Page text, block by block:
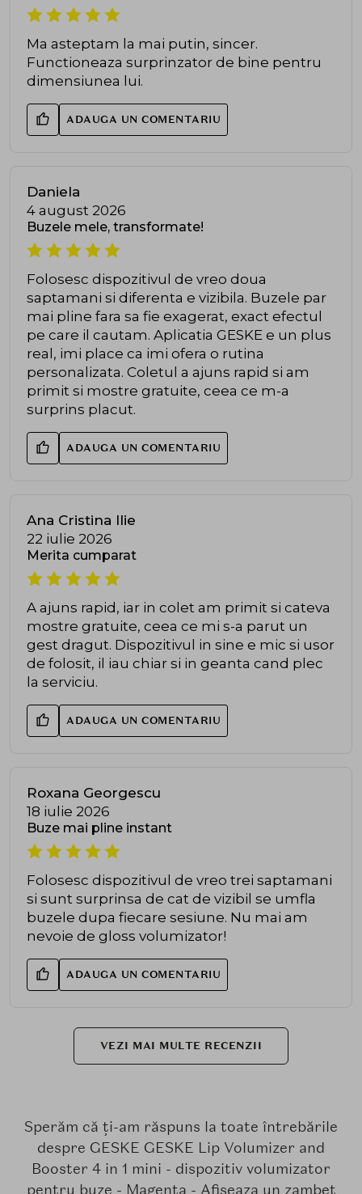
Ma asteptam la mai putin, sincer.
Functioneaza surprinzator de bine pentru
dimensiunea lui.
ADAUGA UN COMENTARIU
Daniela
4 august 2026
Buzele mele, transformate!
Folosesc dispozitivul de vreo doua
saptamani si diferenta e vizibila. Buzele par
mai pline fara sa fie exagerat, exact efectul
pe care il cautam. Aplicatia GESKE e un plus
real, imi place ca imi ofera o rutina
personalizata. Coletul a ajuns rapid si am
primit si mostre gratuite, ceea ce m-a
surprins placut.
ADAUGA UN COMENTARIU
Ana Cristina Ilie
22 iulie 2026
Merita cumparat
A ajuns rapid, iar in colet am primit si cateva
mostre gratuite, ceea ce mi s-a parut un
gest dragut. Dispozitivul in sine e mic si usor
de folosit, il iau chiar si in geanta cand plec
la serviciu.
ADAUGA UN COMENTARIU
Roxana Georgescu
18 iulie 2026
Buze mai pline instant
Folosesc dispozitivul de vreo trei saptamani
si sunt surprinsa de cat de vizibil se umfla
buzele dupa fiecare sesiune. Nu mai am
nevoie de gloss volumizator!
ADAUGA UN COMENTARIU
VEZI MAI MULTE RECENZII
Sperăm că ți-am răspuns la toate întrebările
despre GESKE GESKE Lip Volumizer and
Booster 4 in 1 mini - dispozitiv volumizator
pentru buze - Magenta - Afiseaza un zambet